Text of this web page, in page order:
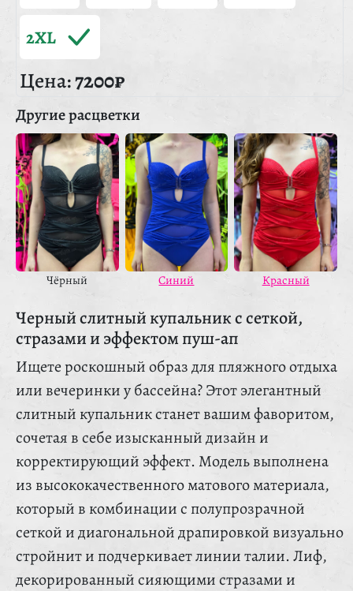
2XL
Цена:7200₽
Другие расцветки
Чёрный Синий Красный
Черный слитный купальник с сеткой,
стразами и эффектом пуш-ап
Ищете роскошный образ для пляжного отдыха
или вечеринки у бассейна? Этот элегантный
слитный купальник станет вашим фаворитом,
сочетая в себе изысканный дизайн и
корректирующий эффект. Модель выполнена
из высококачественного матового материала,
который в комбинации с полупрозрачной
сеткой и диагональной драпировкой визуально
стройнит и подчеркивает линии талии. Лиф,
декорированный сияющими стразами и